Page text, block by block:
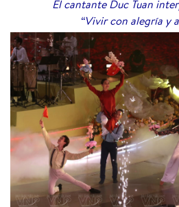
El cantante Duc Tuan
“Vivir con alegría y